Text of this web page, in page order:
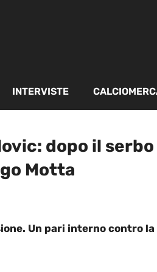
INTERVISTE
dopo il
Motta
Un pari interno contro